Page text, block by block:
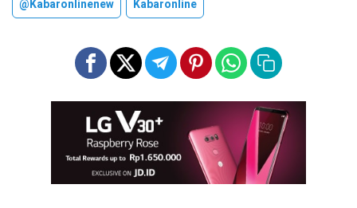
@kabaronlinenew Kabaronline